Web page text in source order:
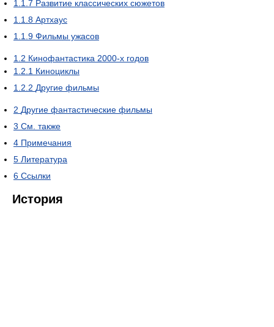
1.1.7 Развитие классических сюжетов
1.1.8 Артхаус
1.1.9 Фильмы ужасов
1.2 Кинофантастика 2000-х годов
1.2.1 Киноциклы
1.2.2 Другие фильмы
2 Другие фантастические фильмы
3 См. также
4 Примечания
5 Литература
6 Ссылки
История